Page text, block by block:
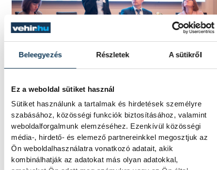
Beleegyezés Részletek A sütikről
Ez a weboldal sütiket használ
Sütiket használunk a tartalmak és hirdetések személyre
szabásához, közösségi funkciók biztosításához, valamint
weboldalforgalmunk elemzéséhez. Ezenkívül közösségi
média-, hirdető- és elemező partnereinkkel megosztjuk az
Ön weboldalhasználatra vonatkozó adatait, akik
kombinálhatják az adatokat más olyan adatokkal,
A konferencia szervezői hagyományteremtő
szándékkal indították útjának a rendezvényt.
A négy szekciós konferencián szóba került a